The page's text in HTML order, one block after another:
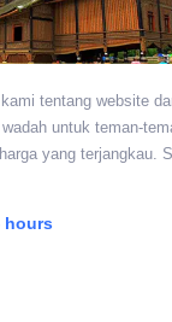
tentang website
untuk teman-
yang terjangkau.
hours